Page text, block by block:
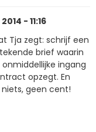
- 11:16
Tja zegt: schrijf een
brief waarin
ingang
opzegt. En
geen cent!